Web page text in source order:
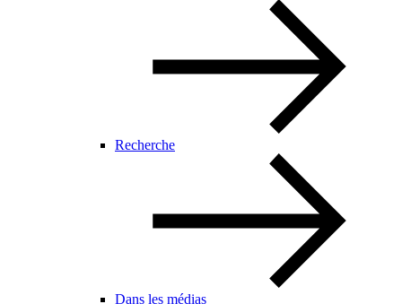
Recherche
Dans les médias